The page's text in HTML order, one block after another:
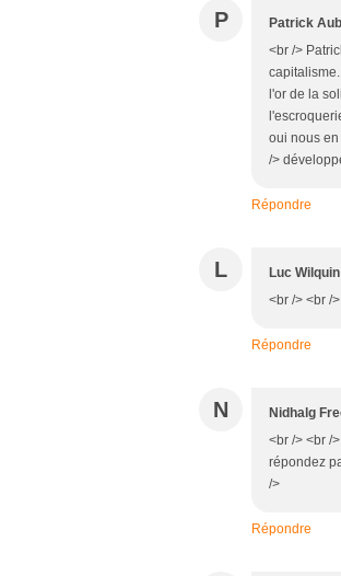
P Patrick
<br />
l'or de la
oui nous
/>
Répondre
L Luc Wilquin
<br /> <br /
Répondre
N Nidhalg
<br /> <br /
répondez
/>
Répondre